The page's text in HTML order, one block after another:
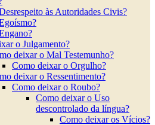
às Autoridades Civis?
o Julgamento?
deixar o Mal Testemunho?
Como deixar o Orgulho?
deixar o Ressentimento?
Como deixar o Roubo?
Como deixar o Uso
descontrolado da língua?
Como deixar os Vícios?